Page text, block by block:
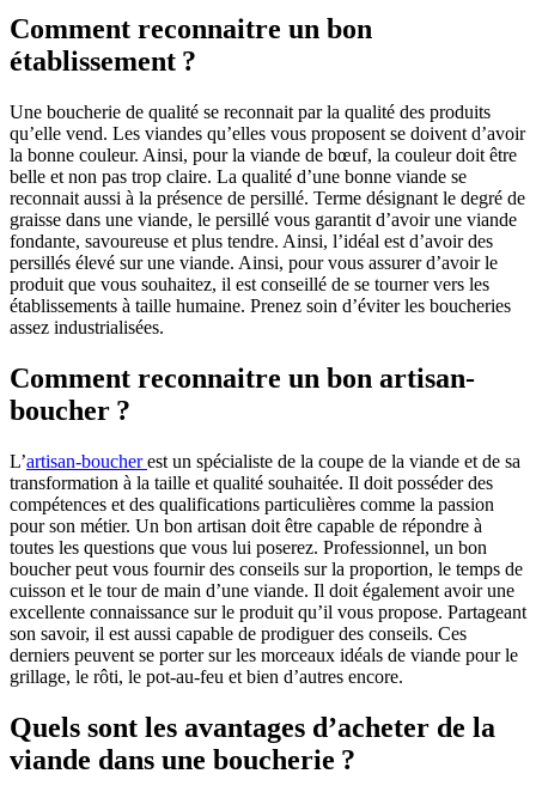
Comment reconnaitre un bon
établissement ?
Une boucherie de qualité se reconnait par la qualité des produits
qu’elle vend. Les viandes qu’elles vous proposent se doivent d’avoir
la bonne couleur. Ainsi, pour la viande de bœuf, la couleur doit être
belle et non pas trop claire. La qualité d’une bonne viande se
reconnait aussi à la présence de persillé. Terme désignant le degré de
graisse dans une viande, le persillé vous garantit d’avoir une viande
fondante, savoureuse et plus tendre. Ainsi, l’idéal est d’avoir des
persillés élevé sur une viande. Ainsi, pour vous assurer d’avoir le
produit que vous souhaitez, il est conseillé de se tourner vers les
établissements à taille humaine. Prenez soin d’éviter les boucheries
assez industrialisées.
Comment reconnaitre un bon artisan-
boucher ?
L’artisan-boucherest un spécialiste de la coupe de la viande et de sa
transformation à la taille et qualité souhaitée. Il doit posséder des
compétences et des qualifications particulières comme la passion
pour son métier. Un bon artisan doit être capable de répondre à
toutes les questions que vous lui poserez. Professionnel, un bon
boucher peut vous fournir des conseils sur la proportion, le temps de
cuisson et le tour de main d’une viande. Il doit également avoir une
excellente connaissance sur le produit qu’il vous propose. Partageant
son savoir, il est aussi capable de prodiguer des conseils. Ces
derniers peuvent se porter sur les morceaux idéals de viande pour le
grillage, le rôti, le pot-au-feu et bien d’autres encore.
Quels sont les avantages d’acheter de la
viande dans une boucherie ?